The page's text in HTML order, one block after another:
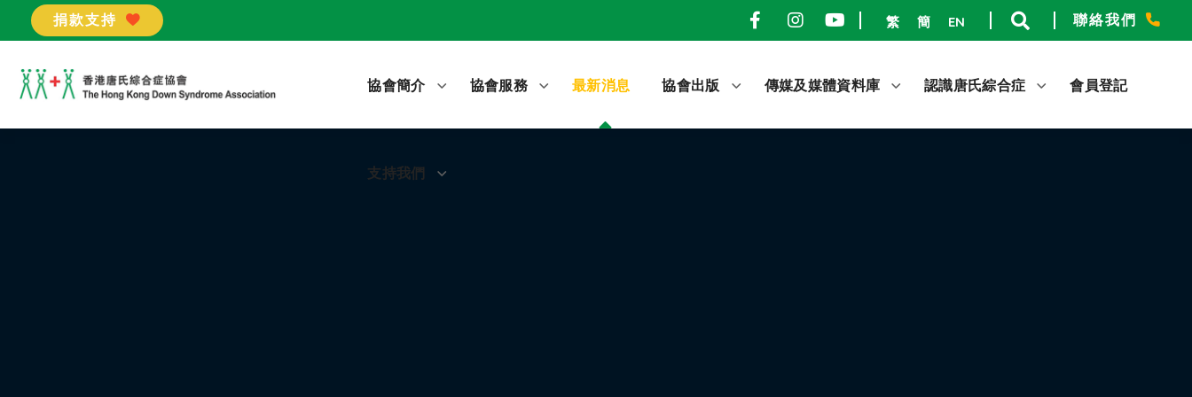
捐款支持 繁 簡 EN 聯絡我們
協會簡介 協會服務 最新消息 協會出版 傳媒及媒體資料庫 認識唐氏綜合症 會員登記
支持我們
支持我們